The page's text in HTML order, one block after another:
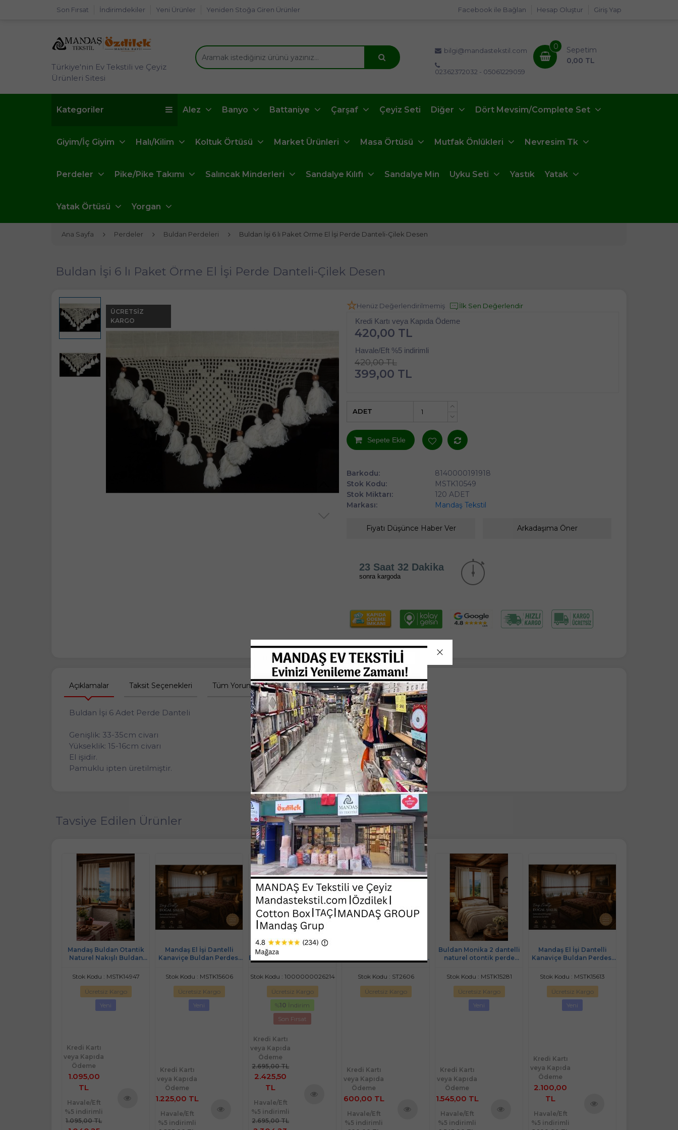
Son Fırsat İndirimdekiler Yeni Ürünler Yeniden Stoğa Giren Ürünler Giriş Yap
Hesap Oluştur
Facebook ile Bağlan
Türkiye'nin Ev Tekstili ve Çeyiz
Ürünleri Sitesi
bilgi@mandastekstil.com
02362372032 - 05061229059
0
Sepetim
0,00 TL
Kategoriler Alez Banyo Battaniye Çarşaf Çeyiz Seti Diğer Dört Mevsim/Complete Set
Giyim/İç Giyim Halı/Kilim Koltuk Örtüsü Market Ürünleri Masa Örtüsü Mutfak Önlükleri Nevresim Tk
Perdeler Pike/Pike Takımı Salıncak Minderleri Sandalye Kılıfı Sandalye Min Uyku Seti Yastık Yatak
Yatak Örtüsü Yorgan
Ana Sayfa Perdeler Buldan Perdeleri Buldan İşi 6 lı Paket Örme El İşi Perde Danteli-Çilek Desen
Buldan İşi 6 lı Paket Örme El İşi Perde Danteli-Çilek Desen
ÜCRETSIZ
KARGO
Henüz Değerlendirilmemiş İlk Sen Değerlendir
Kredi Kartı veya Kapıda Ödeme
420,00 TL
Havale/Eft %5 indirimli
420,00 TL
399,00 TL
+
ADET
Sepete Ekle
Barkodu:
8140000191918
Stok Kodu:
MSTK10549
Stok Miktarı:
120 ADET
Markası:
Mandaş Tekstil
Fiyatı Düşünce Haber Ver Arkadaşıma Öner
23 Saat 32 Dakika
sonra kargoda
Açıklamalar Taksit Seçenekleri Tüm Yorumlar
Buldan İşi 6 Adet Perde Danteli
Genişlik: 33-35cm civarı
Yükseklik: 15-16cm civarı
El işidir.
Pamuklu ipten üretilmiştir.
Tavsiye Edilen Ürünler
Mandaş Buldan Otantik
Naturel Nakışlı Buldan
200*140
Stok Kodu : MSTK14947
Ücretsiz Kargo
Yeni
Kredi Kartı
veya Kapıda
Ödeme
1.095,00
TL
Havale/Eft
%5 indirimli
1.095,00 TL
Mandaş El İşi Dantelli
Kanaviçe Buldan Perdesi
Stok Kodu : MSTK15606
Ücretsiz Kargo
Yeni
Kredi Kartı
veya Kapıda
Ödeme
1.225,00 TL
Havale/Eft
%5 indirimli
Manisa Otantik pamuklu
El Dokuma Perde 100*220(
Stok Kodu : 1000000026214
Ücretsiz Kargo
%10 İndirim
Son Fırsat
Kredi Kartı
veya Kapıda
Ödeme
2.695,00 TL
2.425,50
TL
Havale/Eft
%5 indirimli
2.695,00 TL
Stok Kodu : ST2606
Ücretsiz Kargo
Kredi Kartı
veya Kapıda
Ödeme
600,00 TL
Havale/Eft
%5 indirimli
Buldan Monika 2 dantelli
naturel otontik perde
Stok Kodu : MSTK15281
Ücretsiz Kargo
Yeni
Kredi Kartı
veya Kapıda
Ödeme
1.545,00 TL
Havale/Eft
%5 indirimli
Mandaş El İşi Dantelli
Kanaviçe Buldan Perdesi
Stok Kodu : MSTK15613
Ücretsiz Kargo
Yeni
Kredi Kartı
veya Kapıda
Ödeme
2.100,00
TL
Havale/Eft
%5 indirimli